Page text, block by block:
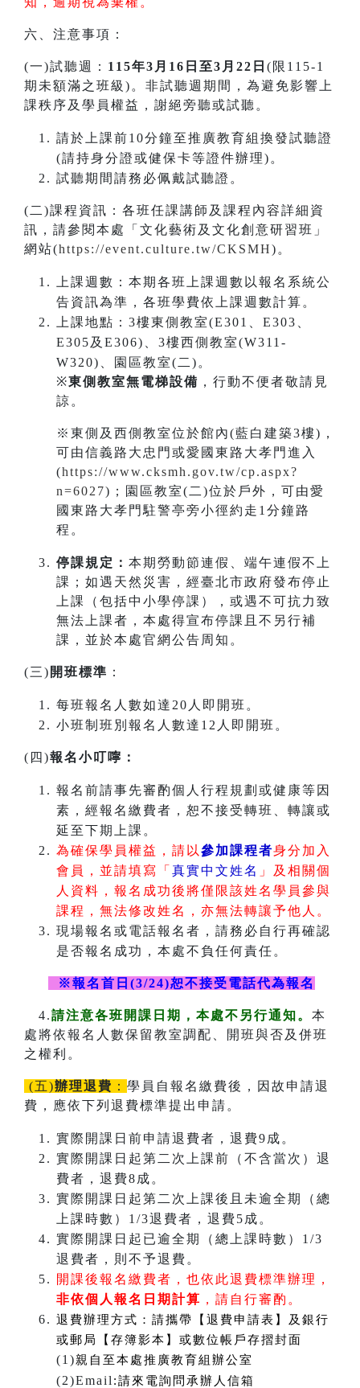
六、注意事項：
(一)試聽週： 115年3月16日至3月22日 (限115-1
期未額滿之班級)。非試聽週期間，為避免影響上
課秩序及學員權益，謝絕旁聽或試聽。
請於上課前10分鐘至推廣教育組換發試聽證
(請持身分證或健保卡等證件辦理)。
試聽期間請務必佩戴試聽證。
(二)課程資訊：各班任課講師及課程內容詳細資
訊，請參閱本處「文化藝術及文化創意研習班」
網站(https://event.culture.tw/CKSMH)。
上課週數：本期各班上課週數以報名系統公
告資訊為準，各班學費依上課週數計算。
上課地點：3樓東側教室(E301、E303、
E305及E306)、3樓西側教室(W311-
W320)、園區教室(二)。
※東側教室無電梯設備 ，行動不便者敬請見
諒。
※東側及西側教室位於館內(藍白建築3樓)，
可由信義路大忠門或愛國東路大孝門進入
(https://www.cksmh.gov.tw/cp.aspx?
n=6027)；園區教室(二)位於戶外，可由愛
國東路大孝門駐警亭旁小徑約走1分鐘路
程。
停課規定： 本期勞動節連假、端午連假不上
課；如遇天然災害，經臺北市政府發布停止
上課（包括中小學停課），或遇不可抗力致
無法上課者，本處得宣布停課且不另行補
課，並於本處官網公告周知。
(三) 開班標準 ：
每班報名人數如達20人即開班。
小班制班別報名人數達12人即開班。
(四)報名小叮嚀：
報名前請事先審酌個人行程規劃或健康等因
素，經報名繳費者，恕不接受轉班、轉讓或
延至下期上課。
為確保學員權益，請以 參加課程者身分加入
會員，並請填寫「 真實中文姓名 」及相關個
人資料，報名成功後將僅限該姓名學員參與
課程，無法修改姓名，亦無法轉讓予他人。
現場報名或電話報名者，請務必自行再確認
是否報名成功，本處不負任何責任。
※報名首日(3/24)恕不接受電話代為報名
4.請注意各班開課日期，本處不另行通知。 本
處將依報名人數保留教室調配、開班與否及併班
之權利。
(五)辦理退費 ： 學員自報名繳費後，因故申請退
費，應依下列退費標準提出申請。
實際開課日前申請退費者，退費9成。
實際開課日起第二次上課前（不含當次）退
費者，退費8成。
實際開課日起第二次上課後且未逾全期（總
上課時數）1/3退費者，退費5成。
實際開課日起已逾全期（總上課時數）1/3
退費者，則不予退費。
開課後報名繳費者，也依此退費標準辦理，
非依個人報名日期計算 ，請自行審酌。
退費辦理方式： 請攜帶【退費申請表】及銀行
或郵局【存簿影本】或數位帳戶存摺封面
(1)親自至本處推廣教育組辦公室
(2)Email :請來電詢問承辦人信箱